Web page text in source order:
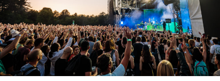
https://www.youtube.com/watch?v=N5N6Xgc1zlU
Lonepsi – Le temps d’un instant